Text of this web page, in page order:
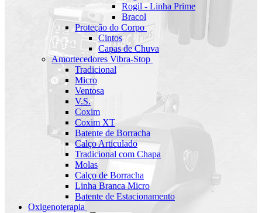
Rogil - Linha Prime
Bracol
Proteção do Corpo
Cintos
Capas de Chuva
Amortecedores Vibra-Stop
Tradicional
Micro
Ventosa
V.S.
Coxim
Coxim XT
Batente de Borracha
Calço Articulado
Tradicional com Chapa
Molas
Calço de Borracha
Linha Branca Micro
Batente de Estacionamento
Oxigenoterapia